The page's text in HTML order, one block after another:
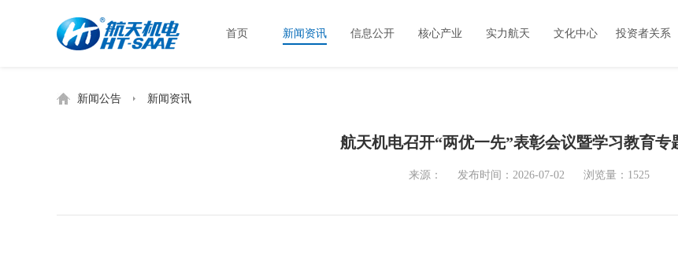
首页 新闻资讯 信息公开 核心产业 实力航天 文化中心 投资者关系
新闻公告 新闻资讯
航天机电召开“两优一先”表彰会议暨学习教育专
来源： 发布时间：2026-07-02 浏览量：1525